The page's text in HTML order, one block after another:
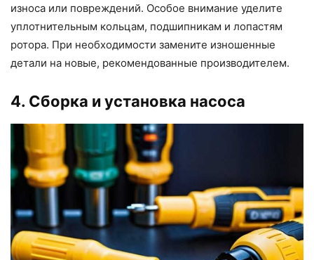
износа или повреждений. Особое внимание уделите
уплотнительным кольцам, подшипникам и лопастям
ротора. При необходимости замените изношенные
детали на новые, рекомендованные производителем.
4. Сборка и установка насоса